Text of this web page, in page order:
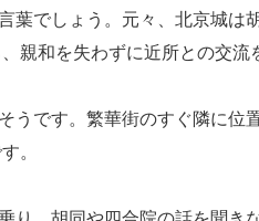
でしょう。元々、北京城は
親和を失わずに近所との交流
です。繁華街のすぐ隣に位
。